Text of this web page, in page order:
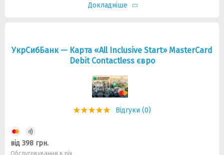
Докладніше
УкрСибБанк — Карта «All Inclusive Start» MasterCard
Debit Contactless євро
Відгуки (0)
від 398 грн.
Обслуговування в рік